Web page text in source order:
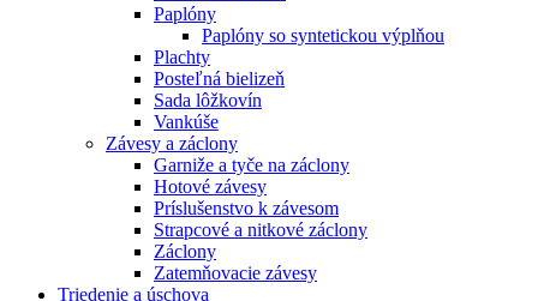
Paplóny
Paplóny so syntetickou výplňou
Plachty
Posteľná bielizeň
Sada lôžkovín
Vankúše
Závesy a záclony
Garniže a tyče na záclony
Hotové závesy
Príslušenstvo k závesom
Strapcové a nitkové záclony
Záclony
Zatemňovacie závesy
Triedenie a úschova